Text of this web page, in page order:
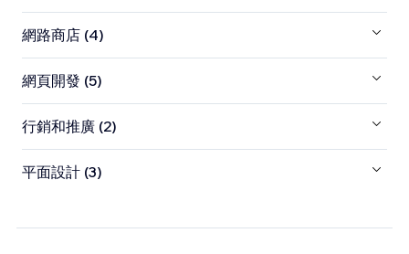
網路商店 (4)
網頁開發 (5)
行銷和推廣 (2)
平面設計 (3)